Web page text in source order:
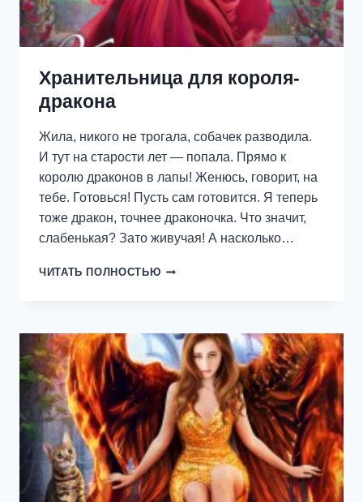
Хранительница для короля-
дракона
Жила, никого не трогала, собачек разводила.
И тут на старости лет — попала. Прямо к
королю драконов в лапы! Женюсь, говорит, на
тебе. Готовься! Пусть сам готовится. Я теперь
тоже дракон, точнее драконочка. Что значит,
слабенькая? Зато живучая! А насколько…
ЧИТАТЬ ПОЛНОСТЬЮ ХРАНИТЕЛЬНИЦА